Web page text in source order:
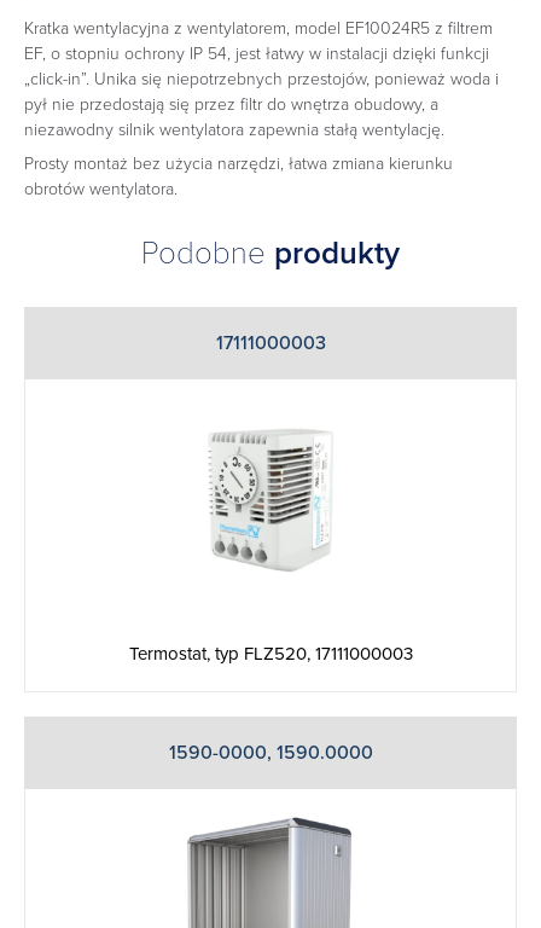
Kratka wentylacyjna z wentylatorem, model EF10024R5 z filtrem
EF, o stopniu ochrony IP 54, jest łatwy w instalacji dzięki funkcji
„click-in”. Unika się niepotrzebnych przestojów, ponieważ woda i
pył nie przedostają się przez filtr do wnętrza obudowy, a
niezawodny silnik wentylatora zapewnia stałą wentylację.
Prosty montaż bez użycia narzędzi, łatwa zmiana kierunku
obrotów wentylatora.
Podobne produkty
17111000003
Termostat, typ FLZ520, 17111000003
1590-0000, 1590.0000